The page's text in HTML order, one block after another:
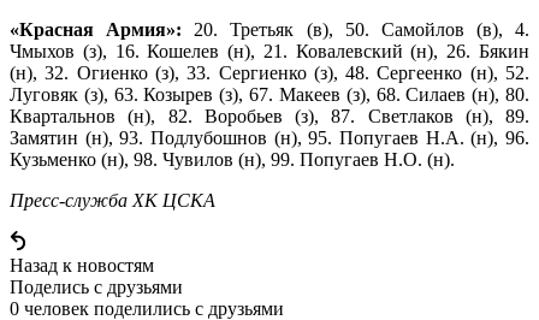
«Красная Армия»: 20. Третьяк (в), 50. Самойлов (в), 4.
Чмыхов (з), 16. Кошелев (н), 21. Ковалевский (н), 26. Бякин
(н), 32. Огиенко (з), 33. Сергиенко (з), 48. Сергеенко (н), 52.
Луговяк (з), 63. Козырев (з), 67. Макеев (з), 68. Силаев (н), 80.
Квартальнов (н), 82. Воробьев (з), 87. Светлаков (н), 89.
Замятин (н), 93. Подлубошнов (н), 95. Попугаев Н.А. (н), 96.
Кузьменко (н), 98. Чувилов (н), 99. Попугаев Н.О. (н).
Пресс-служба ХК ЦСКА
Назад к новостям
Поделись c друзьями
0 человек поделились c друзьями